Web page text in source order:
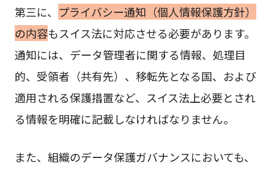
第三に、 プライバシー通知（個人情報保護方針）
の内容もスイス法に対応させる必要があります。
通知には、データ管理者に関する情報、処理目
的、受領者（共有先）、移転先となる国、および
適用される保護措置など、スイス法上必要とされ
る情報を明確に記載しなければなりません。
また、組織のデータ保護ガバナンスにおいても、